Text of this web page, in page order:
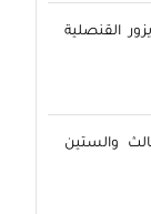
القنصلية
والستين